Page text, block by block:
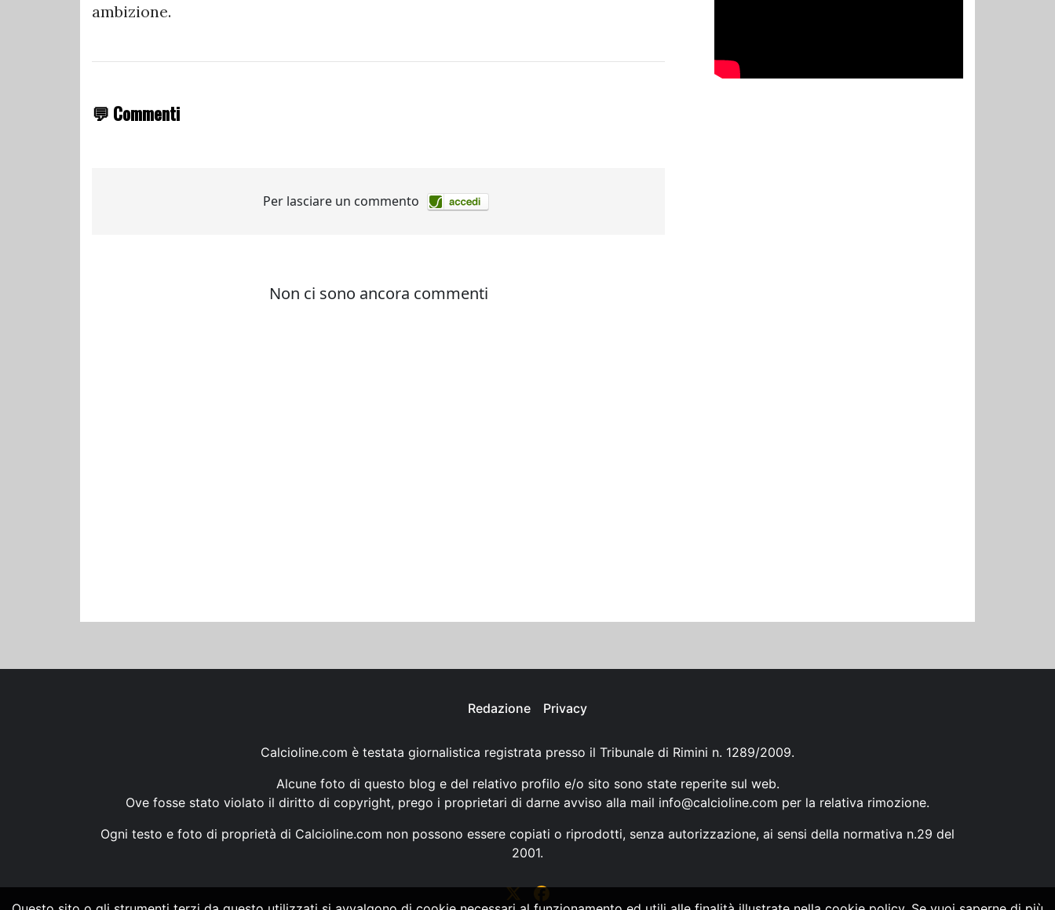
ambizione.
💬 Commenti
Redazione Privacy
Calcioline.com è testata giornalistica registrata presso il Tribunale di Rimini n. 1289/2009.
Alcune foto di questo blog e del relativo profilo e/o sito sono state reperite sul web.
Ove fosse stato violato il diritto di copyright, prego i proprietari di darne avviso alla mail info@calcioline.com per la relativa rimozione.
Ogni testo e foto di proprietà di Calcioline.com non possono essere copiati o riprodotti, senza autorizzazione, ai sensi della normativa n.29 del
2001.